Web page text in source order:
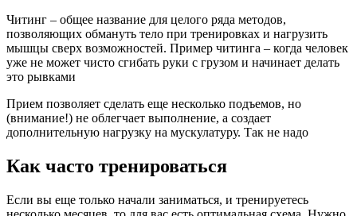
Читинг – общее название для целого ряда методов,
позволяющих обмануть тело при тренировках и нагрузить
мышцы сверх возможностей. Пример читинга – когда человек
уже не может чисто сгибать руки с грузом и начинает делать
это рывками
Прием позволяет сделать еще несколько подъемов, но
(внимание!) не облегчает выполнение, а создает
дополнительную нагрузку на мускулатуру. Так не надо
Как часто тренироваться
Если вы еще только начали заниматься, и тренируетесь